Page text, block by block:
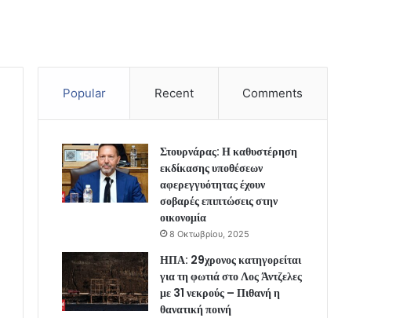
Popular Recent Comments
Στουρνάρας: Η καθυστέρηση
εκδίκασης υποθέσεων
αφερεγγυότητας έχουν
σοβαρές επιπτώσεις στην
οικονομία
8 Οκτωβρίου, 2025
ΗΠΑ: 29χρονος κατηγορείται
για τη φωτιά στο Λος Άντζελες
με 31 νεκρούς – Πιθανή η
θανατική ποινή